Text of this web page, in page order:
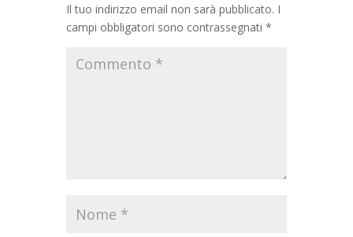
Il tuo indirizzo email non sarà pubblicato. I
campi obbligatori sono contrassegnati *